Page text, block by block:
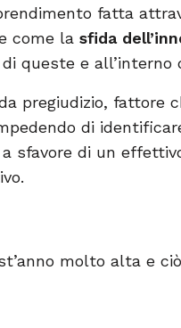
fatta
come la sfida
queste e
pregiudizio, fattore
di
sfavore di un
molto alta e